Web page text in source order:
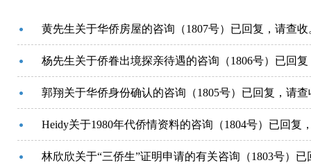
黄先生关于华侨房屋的咨询（1807号）已回复，请查收
杨先生关于侨眷出境探亲待遇的咨询（1806号）已回
郭翔关于华侨身份确认的咨询（1805号）已回复，请查
Heidy关于1980年代侨情资料的咨询（1804号）已回复
林欣欣关于“三侨生”证明申请的有关咨询（1803号）